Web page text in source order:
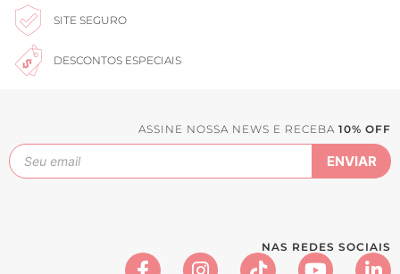
SITE SEGURO
DESCONTOS ESPECIAIS
ASSINE NOSSA NEWS E RECEBA 10% OFF
NAS REDES SOCIAIS